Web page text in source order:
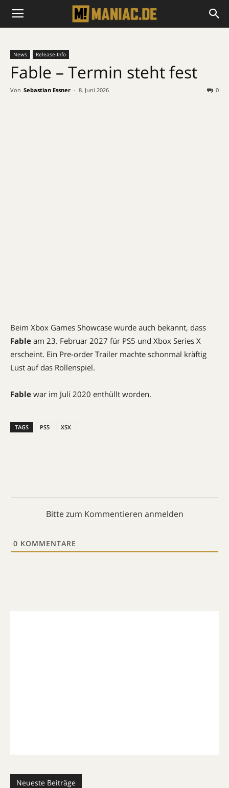
News Release-Info
Fable – Termin steht fest
Von Sebastian Essner - 8. Juni 2026 0
Beim Xbox Games Showcase wurde auch bekannt, dass
Fable am 23. Februar 2027 für PS5 und Xbox Series X
erscheint. Ein Pre-order Trailer machte schonmal kräftig
Lust auf das Rollenspiel.
Fable war im Juli 2020 enthüllt worden.
TAGS PS5 XSX
Bitte zum Kommentieren anmelden
0 KOMMENTARE
Neueste Beiträge